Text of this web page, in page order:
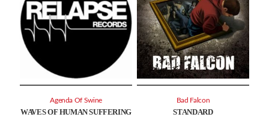
WAVES OF HUMAN SUFFERING
Agenda Of Swine
STANDARD
Bad Falcon